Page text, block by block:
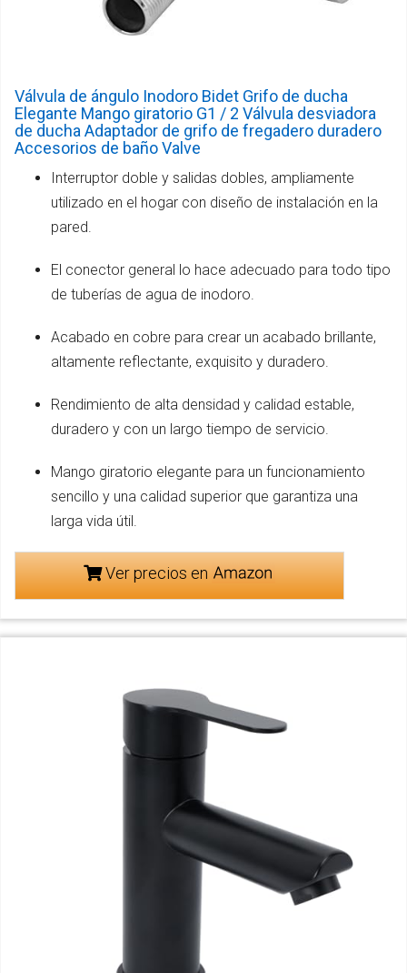
Válvula de ángulo Inodoro Bidet Grifo de ducha
Elegante Mango giratorio G1 / 2 Válvula desviadora
de ducha Adaptador de grifo de fregadero duradero
Accesorios de baño Valve
Interruptor doble y salidas dobles, ampliamente
utilizado en el hogar con diseño de instalación en la
pared.
El conector general lo hace adecuado para todo tipo
de tuberías de agua de inodoro.
Acabado en cobre para crear un acabado brillante,
altamente reflectante, exquisito y duradero.
Rendimiento de alta densidad y calidad estable,
duradero y con un largo tiempo de servicio.
Mango giratorio elegante para un funcionamiento
sencillo y una calidad superior que garantiza una
larga vida útil.
Ver precios en